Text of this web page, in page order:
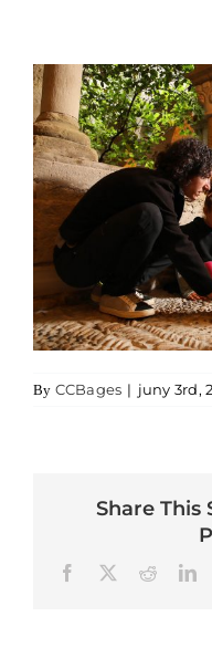
By CCBages | juny 3rd,
Share This
FacebookReddit